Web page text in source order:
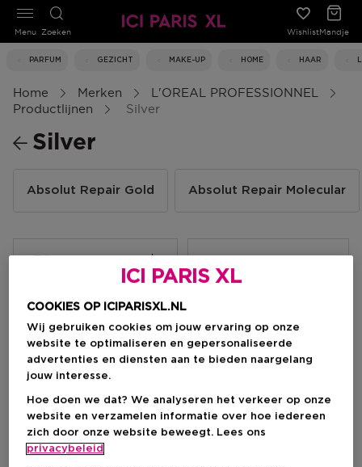
Zoeken WishlistMandje
PARFUM GEZICHT MAKE-UP HOME HAAR
Menu
Home Merken
L'OREAL PROFESSIONNEL
Productlijnen
Silver
Silver
Absolut Repair Gold Absolut Repair Molecular
Filteren
2 Resultaten
ICI PARIS XL
COOKIES OP ICIPARISXL.NL
Wij gebruiken cookies om jouw ervaring op onze
website te optimaliseren en gepersonaliseerde
advertenties en diensten aan te bieden naargelang
jouw interesse.
Hoe doen we dat? We analyseren het verkeer op onze
website en verzamelen informatie over hoe iedereen
zich door onze website beweegt. Lees ons
privacybeleid